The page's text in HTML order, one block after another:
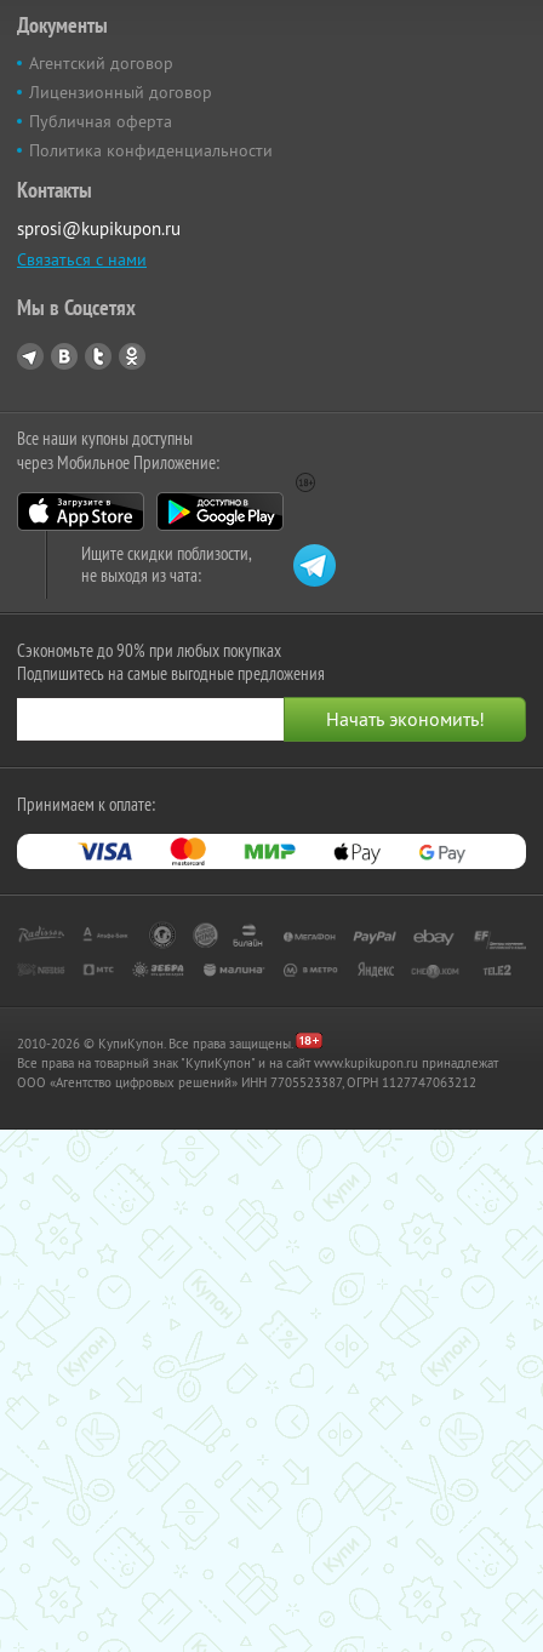
Документы
Агентский договор
Лицензионный договор
Публичная оферта
Политика конфиденциальности
Контакты
sprosi@kupikupon.ru
Связаться с нами
Мы в Соцсетях
Все наши купоны доступны
через Мобильное Приложение:
Ищите скидки поблизости,
не выходя из чата:
Сэкономьте до 90% при любых покупках
Подпишитесь на самые выгодные предложения
Принимаем к оплате:
2010-2026 © КупиКупон. Все права защищены.
Все права на товарный знак "КупиКупон" и на сайт www.kupikupon.ru принадлежат
OOO «Агентство цифровых решений» ИНН 7705523387, ОГРН 1127747063212